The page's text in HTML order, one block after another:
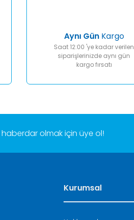
Aynı GünKargo
Saat 12:00 'ye kadar verilen
siparişlerinizde aynı gün
kargo fırsatı
haberdar olmak için üye ol!
Kurumsal